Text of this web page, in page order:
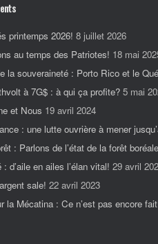
printemps 2026! 8 juillet 2026
au temps des Patriotes! 18 mai
la souveraineté : Porto Rico et le
à 7G$ : à qui ça profite? 5 mai
et Nous 19 avril 2024
: une lutte ouvrière à mener
: Parlons de l’état de la forêt boréale
d’aile en ailes l’élan vital! 29 avril
sale! 22 avril 2023
la Mécatina : Ce n’est pas encore